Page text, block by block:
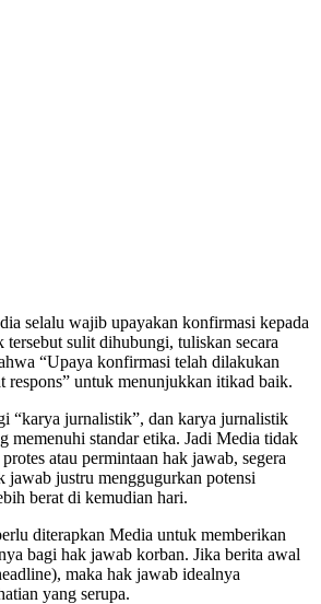
selalu wajib upayakan konfirmasi kepada
sulit dihubungi, tuliskan secara
“Upaya konfirmasi telah dilakukan
respons” untuk menunjukkan itikad baik.
“karya jurnalistik”, dan karya jurnalistik
memenuhi standar etika. Jadi Media tidak
atau permintaan hak jawab, segera
jawab justru menggugurkan potensi
berat di kemudian hari.
diterapkan Media untuk memberikan
bagi hak jawab korban. Jika berita awal
maka hak jawab idealnya
yang serupa.